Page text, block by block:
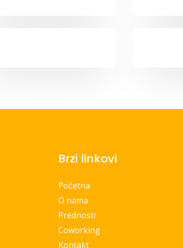
Brzi linkovi
Početna
O nama
Prednosti
Coworking
Kontakt